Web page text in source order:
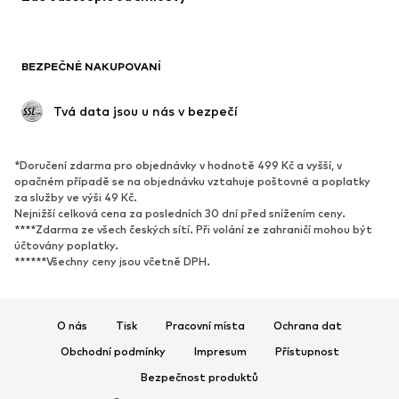
Upcyklace
Nové
Oblíbené
Tenisky
Lodičky & boty na podpatku
Kozačky
Sandály
Exkluzivně
BEZPEČNÉ NAKUPOVANÍ
Tvá data jsou u nás v bezpečí
*Doručení zdarma pro objednávky v hodnotě 499 Kč a vyšší, v
opačném případě se na objednávku vztahuje poštovné a poplatky
za služby ve výši 49 Kč.
Nejnižší celková cena za posledních 30 dní před snížením ceny.
****Zdarma ze všech českých sítí. Při volání ze zahraničí mohou být
účtovány poplatky.
******Všechny ceny jsou včetně DPH.
O nás Tisk Pracovní místa
Ochrana dat
Obchodní podmínky
Impresum
Přístupnost
Bezpečnost produktů